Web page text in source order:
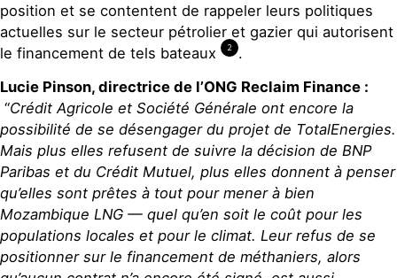
position et se contentent de rappeler leurs politiques
actuelles sur le secteur pétrolier et gazier qui autorisent
le financement de tels bateaux
2
.
Lucie Pinson, directrice de l’ONG Reclaim Finance :
“Crédit Agricole et Société Générale ont encore la
possibilité de se désengager du projet de TotalEnergies.
Mais plus elles refusent de suivre la décision de BNP
Paribas et du Crédit Mutuel, plus elles donnent à penser
qu’elles sont prêtes à tout pour mener à bien
Mozambique LNG — quel qu’en soit le coût pour les
populations locales et pour le climat. Leur refus de se
positionner sur le financement de méthaniers, alors